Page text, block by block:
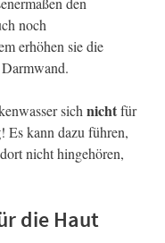
noch
erhöhen sie die
sich nichtfür
! Es kann dazu führen,
nicht hingehören,
die Haut